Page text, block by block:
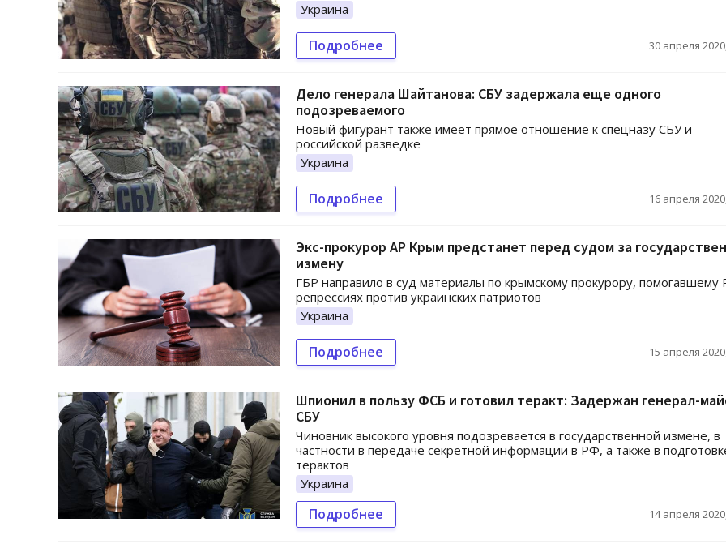
Украина
Подробнее 30 апреля
Дело генерала Шайтанова: СБУ задержала еще одного
подозреваемого
Новый фигурант также имеет прямое отношение к спецназу СБУ и
российской разведке
Украина
Подробнее 16 апреля
Экс-прокурор АР Крым предстанет перед судом за
измену
ГБР направило в суд материалы по крымскому прокурору, помогавшему
репрессиях против украинских патриотов
Украина
Подробнее 15 апреля
Шпионил в пользу ФСБ и готовил теракт: Задержан генерал-
СБУ
Чиновник высокого уровня подозревается в государственной измене, в
частности в передаче секретной информации в РФ, а также в
терактов
Украина
Подробнее 14 апреля